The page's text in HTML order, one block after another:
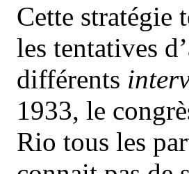
Cette stratégie
les tentatives
différents
1933, le
Rio tous les